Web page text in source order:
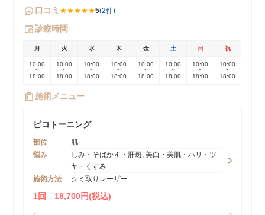
口コミ ★★★★★5(2件)
診療時間
月 火 水 木 金 土 日 祝
10:00
~
18:00
10:00
~
18:00
10:00
~
18:00
10:00
~
18:00
10:00
~
18:00
10:00
~
18:00
10:00
~
18:00
10:00
~
18:00
施術メニュー
ピコトーニング
部位
肌
悩み
しみ・そばかす・肝斑, 美白・美肌・ハリ・ツ
ヤ・くすみ
施術方法
シミ取りレーザー
1回 18,700円(税込)